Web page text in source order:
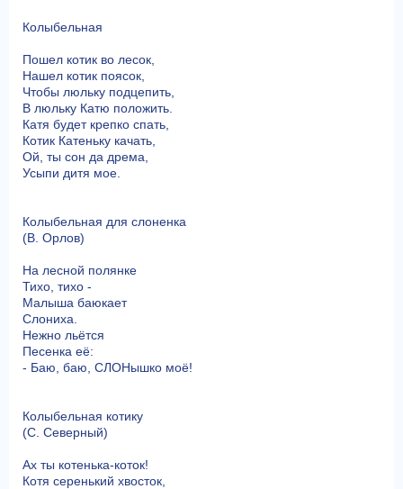
Колыбельная
Пошел котик во лесок,
Нашел котик поясок,
Чтобы люльку подцепить,
В люльку Катю положить.
Катя будет крепко спать,
Котик Катеньку качать,
Ой, ты сон да дрема,
Усыпи дитя мое.
Колыбельная для слоненка
(В. Орлов)
На лесной полянке
Тихо, тихо -
Малыша баюкает
Слониха.
Нежно льётся
Песенка её:
- Баю, баю, СЛОНышко моё!
Колыбельная котику
(С. Северный)
Ах ты котенька-коток!
Котя серенький хвосток,